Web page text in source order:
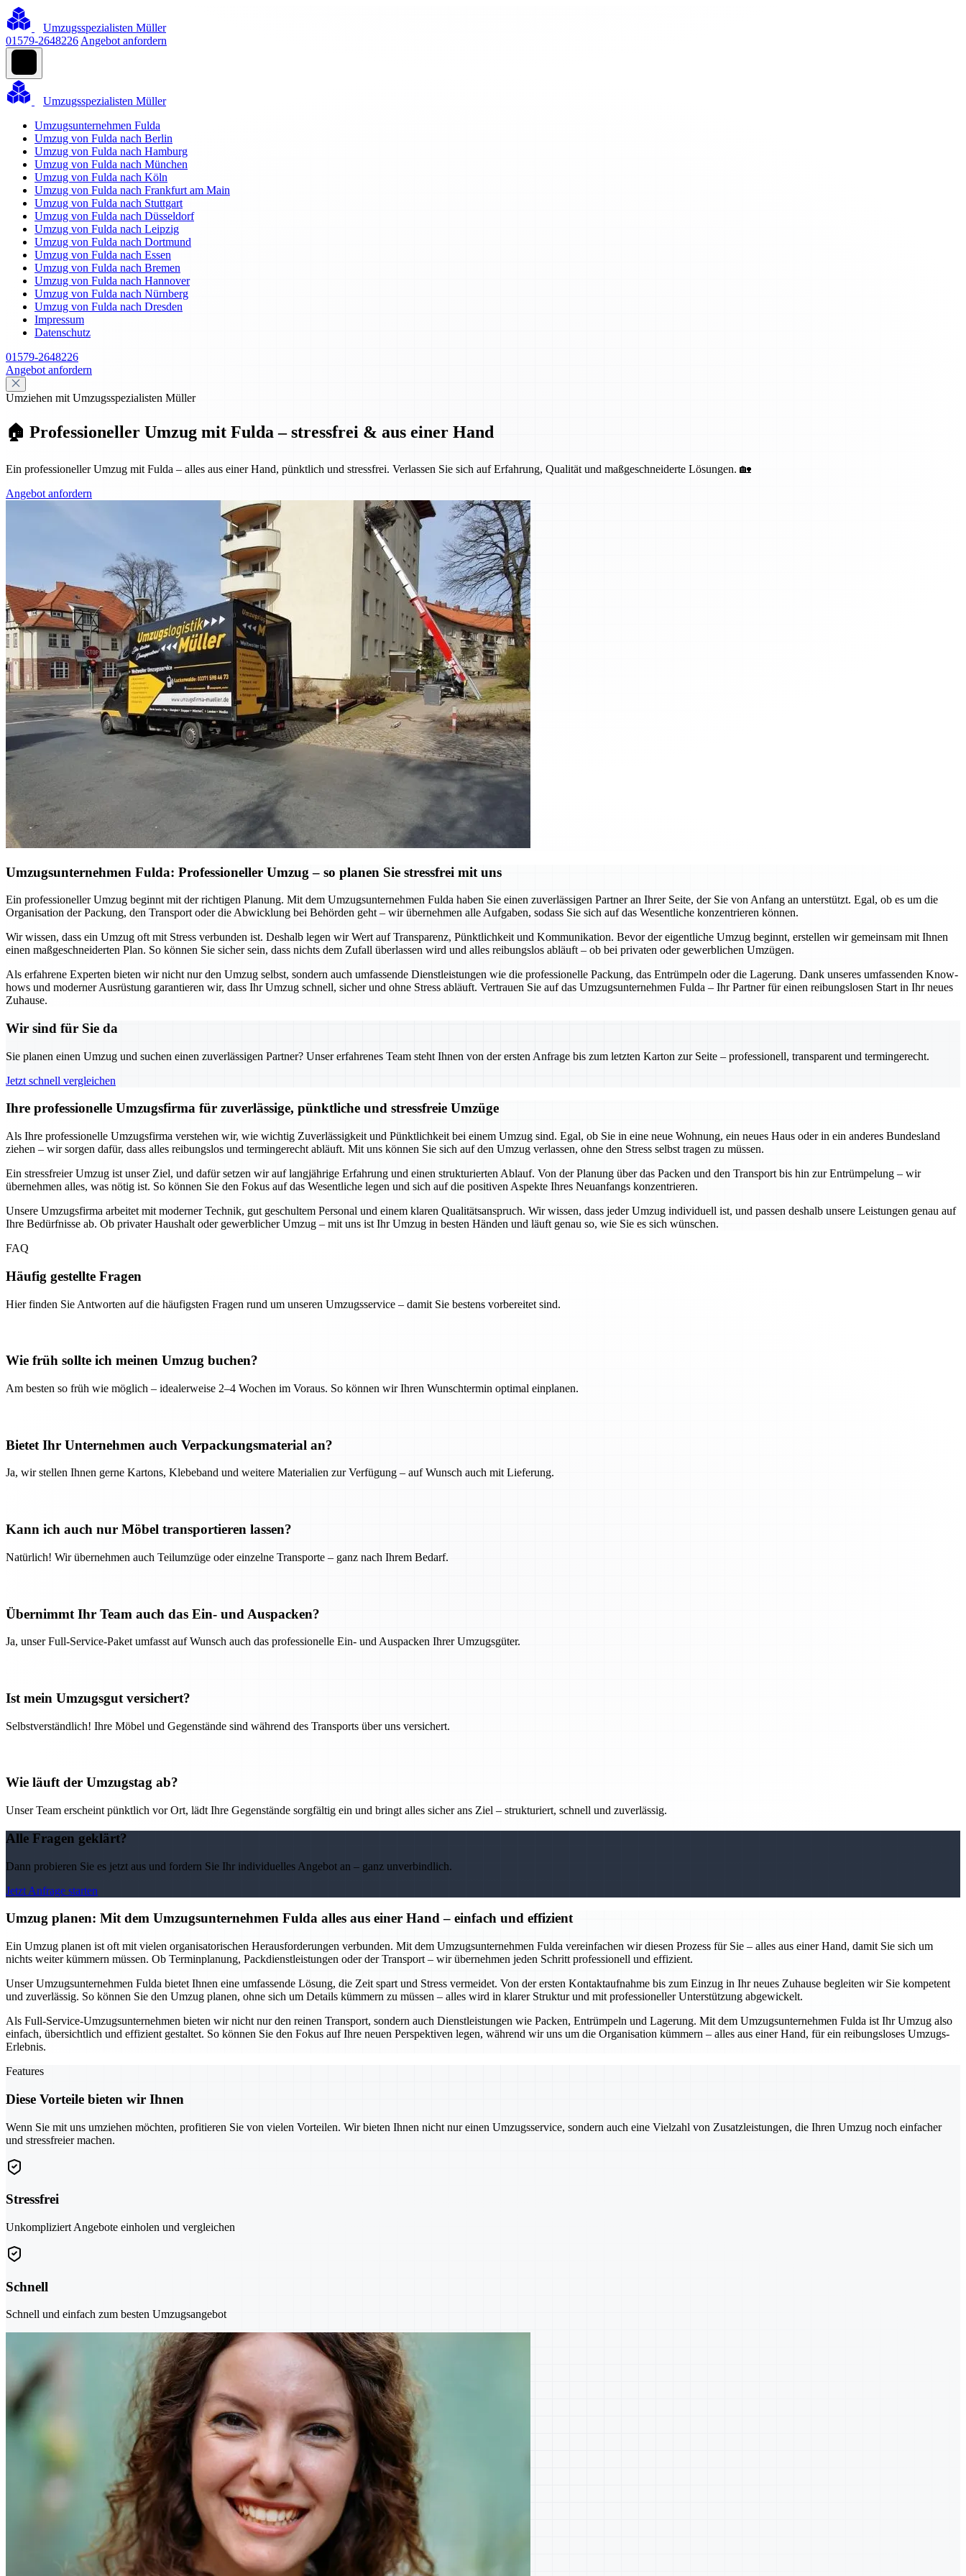
Umzugsspezialisten Müller
01579-2648226 Angebot anfordern
Umzugsspezialisten Müller
Umzugsunternehmen Fulda
Umzug von Fulda nach Berlin
Umzug von Fulda nach Hamburg
Umzug von Fulda nach München
Umzug von Fulda nach Köln
Umzug von Fulda nach Frankfurt am Main
Umzug von Fulda nach Stuttgart
Umzug von Fulda nach Düsseldorf
Umzug von Fulda nach Leipzig
Umzug von Fulda nach Dortmund
Umzug von Fulda nach Essen
Umzug von Fulda nach Bremen
Umzug von Fulda nach Hannover
Umzug von Fulda nach Nürnberg
Umzug von Fulda nach Dresden
Impressum
Datenschutz
01579-2648226
Angebot anfordern
Umziehen mit Umzugsspezialisten Müller
🏠 Professioneller Umzug mit Fulda – stressfrei & aus einer Hand
Ein professioneller Umzug mit Fulda – alles aus einer Hand, pünktlich und stressfrei. Verlassen Sie sich auf Erfahrung, Qualität und maßgeschneiderte Lösungen. 🏡
Angebot anfordern
Umzugsunternehmen Fulda: Professioneller Umzug – so planen Sie stressfrei mit uns
Ein professioneller Umzug beginnt mit der richtigen Planung. Mit dem Umzugsunternehmen Fulda haben Sie einen zuverlässigen Partner an Ihrer Seite, der Sie von Anfang an unterstützt. Egal, ob es um die
Organisation der Packung, den Transport oder die Abwicklung bei Behörden geht – wir übernehmen alle Aufgaben, sodass Sie sich auf das Wesentliche konzentrieren können.
Wir wissen, dass ein Umzug oft mit Stress verbunden ist. Deshalb legen wir Wert auf Transparenz, Pünktlichkeit und Kommunikation. Bevor der eigentliche Umzug beginnt, erstellen wir gemeinsam mit Ihnen
einen maßgeschneiderten Plan. So können Sie sicher sein, dass nichts dem Zufall überlassen wird und alles reibungslos abläuft – ob bei privaten oder gewerblichen Umzügen.
Als erfahrene Experten bieten wir nicht nur den Umzug selbst, sondern auch umfassende Dienstleistungen wie die professionelle Packung, das Entrümpeln oder die Lagerung. Dank unseres umfassenden Know-
hows und moderner Ausrüstung garantieren wir, dass Ihr Umzug schnell, sicher und ohne Stress abläuft. Vertrauen Sie auf das Umzugsunternehmen Fulda – Ihr Partner für einen reibungslosen Start in Ihr neues
Zuhause.
Wir sind für Sie da
Sie planen einen Umzug und suchen einen zuverlässigen Partner? Unser erfahrenes Team steht Ihnen von der ersten Anfrage bis zum letzten Karton zur Seite – professionell, transparent und termingerecht.
Jetzt schnell vergleichen
Ihre professionelle Umzugsfirma für zuverlässige, pünktliche und stressfreie Umzüge
Als Ihre professionelle Umzugsfirma verstehen wir, wie wichtig Zuverlässigkeit und Pünktlichkeit bei einem Umzug sind. Egal, ob Sie in eine neue Wohnung, ein neues Haus oder in ein anderes Bundesland
ziehen – wir sorgen dafür, dass alles reibungslos und termingerecht abläuft. Mit uns können Sie sich auf den Umzug verlassen, ohne den Stress selbst tragen zu müssen.
Ein stressfreier Umzug ist unser Ziel, und dafür setzen wir auf langjährige Erfahrung und einen strukturierten Ablauf. Von der Planung über das Packen und den Transport bis hin zur Entrümpelung – wir
übernehmen alles, was nötig ist. So können Sie den Fokus auf das Wesentliche legen und sich auf die positiven Aspekte Ihres Neuanfangs konzentrieren.
Unsere Umzugsfirma arbeitet mit moderner Technik, gut geschultem Personal und einem klaren Qualitätsanspruch. Wir wissen, dass jeder Umzug individuell ist, und passen deshalb unsere Leistungen genau auf
Ihre Bedürfnisse ab. Ob privater Haushalt oder gewerblicher Umzug – mit uns ist Ihr Umzug in besten Händen und läuft genau so, wie Sie es sich wünschen.
FAQ
Häufig gestellte Fragen
Hier finden Sie Antworten auf die häufigsten Fragen rund um unseren Umzugsservice – damit Sie bestens vorbereitet sind.
Wie früh sollte ich meinen Umzug buchen?
Am besten so früh wie möglich – idealerweise 2–4 Wochen im Voraus. So können wir Ihren Wunschtermin optimal einplanen.
Bietet Ihr Unternehmen auch Verpackungsmaterial an?
Ja, wir stellen Ihnen gerne Kartons, Klebeband und weitere Materialien zur Verfügung – auf Wunsch auch mit Lieferung.
Kann ich auch nur Möbel transportieren lassen?
Natürlich! Wir übernehmen auch Teilumzüge oder einzelne Transporte – ganz nach Ihrem Bedarf.
Übernimmt Ihr Team auch das Ein- und Auspacken?
Ja, unser Full-Service-Paket umfasst auf Wunsch auch das professionelle Ein- und Auspacken Ihrer Umzugsgüter.
Ist mein Umzugsgut versichert?
Selbstverständlich! Ihre Möbel und Gegenstände sind während des Transports über uns versichert.
Wie läuft der Umzugstag ab?
Unser Team erscheint pünktlich vor Ort, lädt Ihre Gegenstände sorgfältig ein und bringt alles sicher ans Ziel – strukturiert, schnell und zuverlässig.
Alle Fragen geklärt?
Dann probieren Sie es jetzt aus und fordern Sie Ihr individuelles Angebot an – ganz unverbindlich.
Jetzt Anfrage starten
Umzug planen: Mit dem Umzugsunternehmen Fulda alles aus einer Hand – einfach und effizient
Ein Umzug planen ist oft mit vielen organisatorischen Herausforderungen verbunden. Mit dem Umzugsunternehmen Fulda vereinfachen wir diesen Prozess für Sie – alles aus einer Hand, damit Sie sich um
nichts weiter kümmern müssen. Ob Terminplanung, Packdienstleistungen oder der Transport – wir übernehmen jeden Schritt professionell und effizient.
Unser Umzugsunternehmen Fulda bietet Ihnen eine umfassende Lösung, die Zeit spart und Stress vermeidet. Von der ersten Kontaktaufnahme bis zum Einzug in Ihr neues Zuhause begleiten wir Sie kompetent
und zuverlässig. So können Sie den Umzug planen, ohne sich um Details kümmern zu müssen – alles wird in klarer Struktur und mit professioneller Unterstützung abgewickelt.
Als Full-Service-Umzugsunternehmen bieten wir nicht nur den reinen Transport, sondern auch Dienstleistungen wie Packen, Entrümpeln und Lagerung. Mit dem Umzugsunternehmen Fulda ist Ihr Umzug also
einfach, übersichtlich und effizient gestaltet. So können Sie den Fokus auf Ihre neuen Perspektiven legen, während wir uns um die Organisation kümmern – alles aus einer Hand, für ein reibungsloses Umzugs-
Erlebnis.
Features
Diese Vorteile bieten wir Ihnen
Wenn Sie mit uns umziehen möchten, profitieren Sie von vielen Vorteilen. Wir bieten Ihnen nicht nur einen Umzugsservice, sondern auch eine Vielzahl von Zusatzleistungen, die Ihren Umzug noch einfacher
und stressfreier machen.
Stressfrei
Unkompliziert Angebote einholen und vergleichen
Schnell
Schnell und einfach zum besten Umzugsangebot